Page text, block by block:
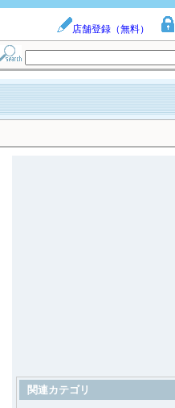
店舗登録（無料）
関連カテゴリ